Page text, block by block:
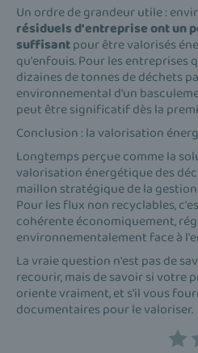
Un ordre de grandeur utile :
résiduels d'entreprise ont un
suffisantpour être valorisés
qu'enfouis. Pour les entreprises
dizaines de tonnes de déchets
environnemental d'un
peut être significatif dès la
Conclusion : la valorisation
Longtemps perçue comme la
valorisation énergétique des
maillon stratégique de la
Pour les flux non recyclables,
cohérente économiquement,
environnementalement face à
La vraie question n'est pas de
recourir, mais de savoir si votre
oriente vraiment, et s'il vous
documentaires pour le valoriser.